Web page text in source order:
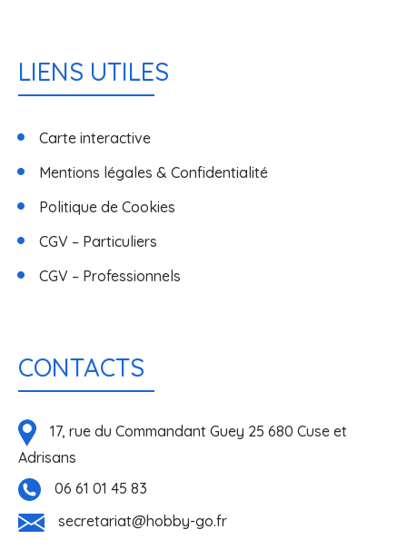
LIENS UTILES
Carte interactive
Mentions légales & Confidentialité
Politique de Cookies
CGV – Particuliers
CGV – Professionnels
CONTACTS
17, rue du Commandant Guey 25 680 Cuse et
Adrisans
06 61 01 45 83
secretariat@hobby-go.fr